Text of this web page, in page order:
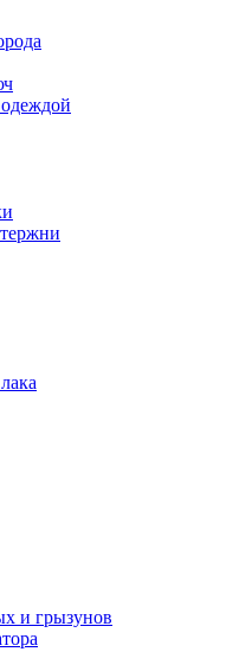
и грызунов